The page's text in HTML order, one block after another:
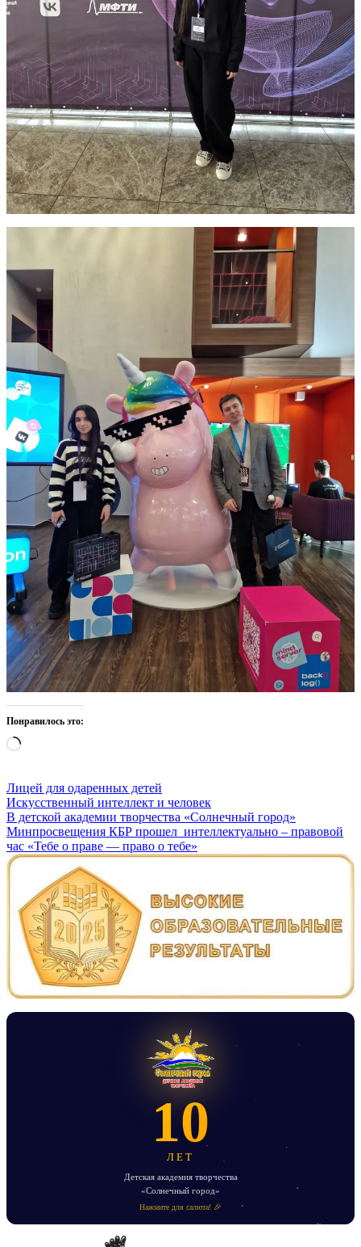
Понравилось это:
Загрузка…
Лицей для одаренных детей
Навигация
по
записям
Искусственный интеллект и человек
В детской академии творчества «Солнечный город»
Минпросвещения КБР прошел интеллектуально – правовой
час «Тебе о праве — право о тебе»
10
ЛЕТ
Детская академия творчества
«Солнечный город»
Нажмите для салюта! 🎉